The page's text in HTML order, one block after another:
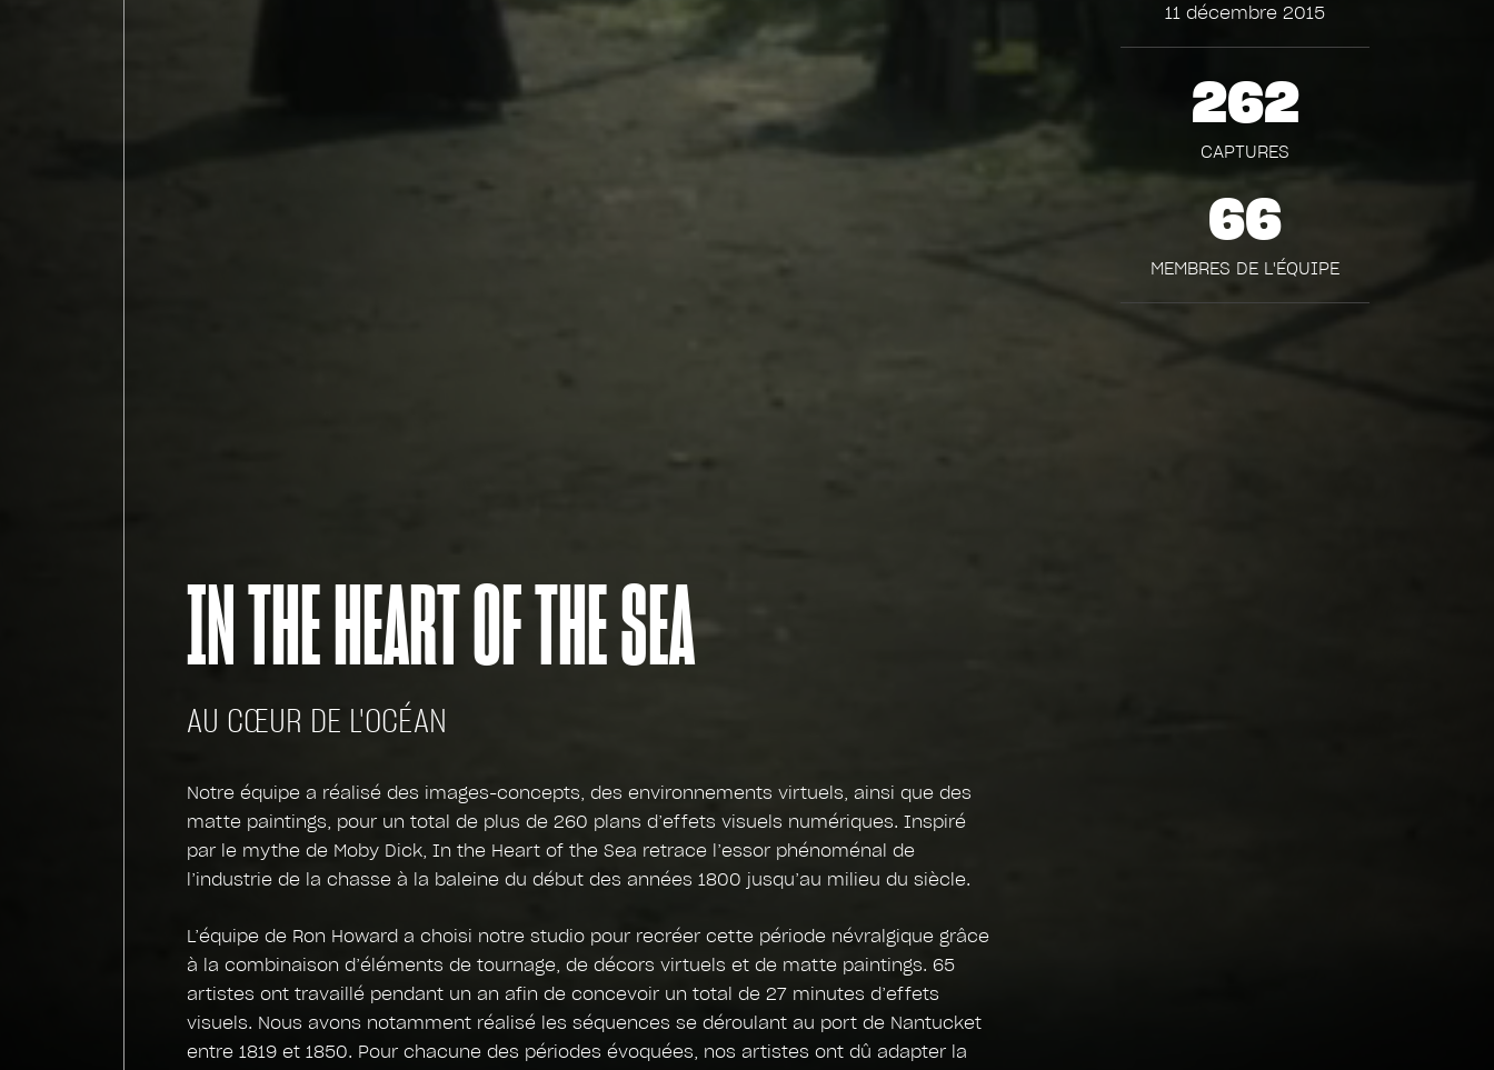
IN THE HEART OF THE SEA
AU CŒUR DE L'OCÉAN
Notre équipe a réalisé des images-concepts, des environnements virtuels, ainsi que des
matte paintings, pour un total de plus de 260 plans d’effets visuels numériques. Inspiré
par le mythe de Moby Dick, In the Heart of the Sea retrace l’essor phénoménal de
l’industrie de la chasse à la baleine du début des années 1800 jusqu’au milieu du siècle.
L’équipe de Ron Howard a choisi notre studio pour recréer cette période névralgique grâce
à la combinaison d’éléments de tournage, de décors virtuels et de matte paintings. 65
artistes ont travaillé pendant un an afin de concevoir un total de 27 minutes d’effets
visuels. Nous avons notamment réalisé les séquences se déroulant au port de Nantucket
entre 1819 et 1850. Pour chacune des périodes évoquées, nos artistes ont dû adapter la
11 décembre 2015
262
CAPTURES
66
MEMBRES DE L'ÉQUIPE